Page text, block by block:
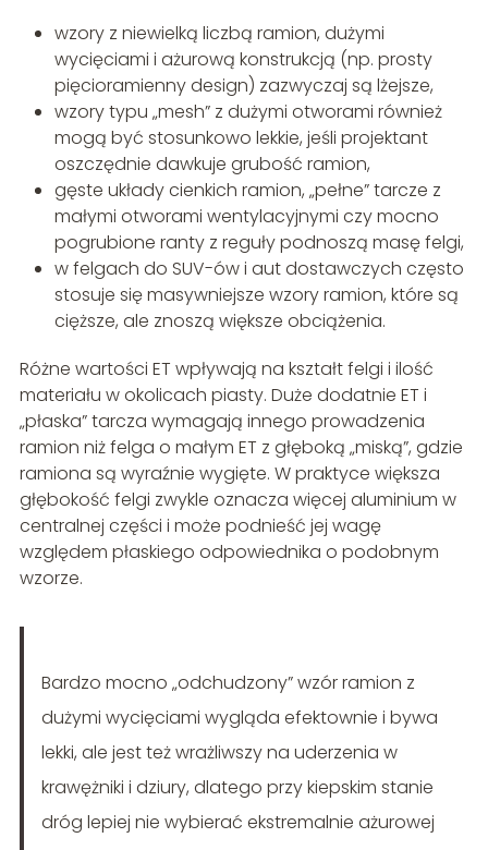
wzory z niewielką liczbą ramion, dużymi
wycięciami i ażurową konstrukcją (np. prosty
pięcioramienny design) zazwyczaj są lżejsze,
wzory typu „mesh” z dużymi otworami również
mogą być stosunkowo lekkie, jeśli projektant
oszczędnie dawkuje grubość ramion,
gęste układy cienkich ramion, „pełne” tarcze z
małymi otworami wentylacyjnymi czy mocno
pogrubione ranty z reguły podnoszą masę felgi,
w felgach do SUV-ów i aut dostawczych często
stosuje się masywniejsze wzory ramion, które są
cięższe, ale znoszą większe obciążenia.
Różne wartości ET wpływają na kształt felgi i ilość
materiału w okolicach piasty. Duże dodatnie ET i
„płaska” tarcza wymagają innego prowadzenia
ramion niż felga o małym ET z głęboką „miską”, gdzie
ramiona są wyraźnie wygięte. W praktyce większa
głębokość felgi zwykle oznacza więcej aluminium w
centralnej części i może podnieść jej wagę
względem płaskiego odpowiednika o podobnym
wzorze.
Bardzo mocno „odchudzony” wzór ramion z
dużymi wycięciami wygląda efektownie i bywa
lekki, ale jest też wrażliwszy na uderzenia w
krawężniki i dziury, dlatego przy kiepskim stanie
dróg lepiej nie wybierać ekstremalnie ażurowej